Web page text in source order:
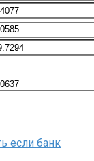
если банк